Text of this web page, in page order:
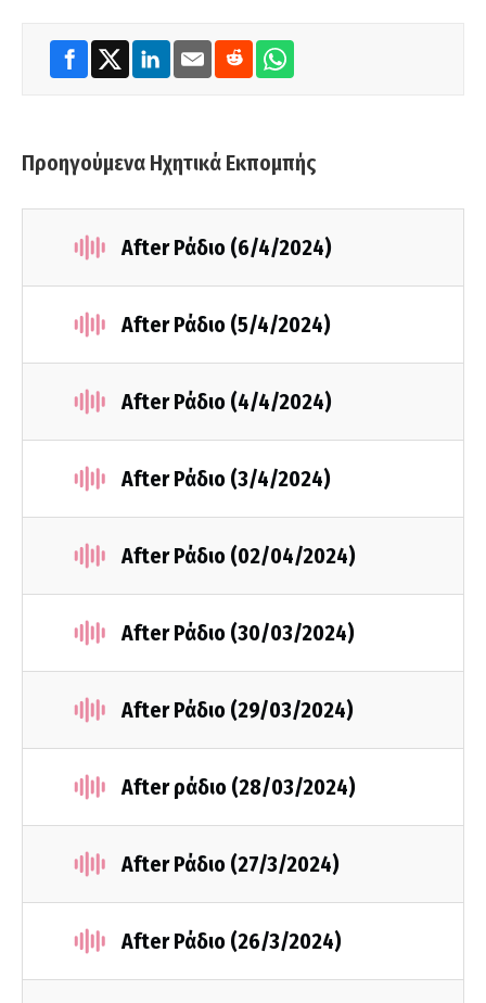
Προηγούμενα Ηχητικά Εκπομπής
After Ράδιο (6/4/2024)
After Ράδιο (5/4/2024)
After Ράδιο (4/4/2024)
After Ράδιο (3/4/2024)
After Ράδιο (02/04/2024)
After Ράδιο (30/03/2024)
After Ράδιο (29/03/2024)
After ράδιο (28/03/2024)
After Ράδιο (27/3/2024)
After Ράδιο (26/3/2024)